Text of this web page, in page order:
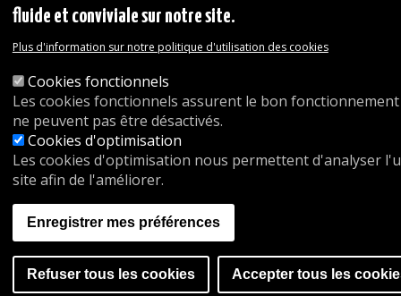
fluide et conviviale sur notre site.
Plus d'information sur notre politique d'utilisation des cookies
Cookies fonctionnels
Les cookies fonctionnels assurent le bon
ne peuvent pas être désactivés.
Cookies d'optimisation
Les cookies d'optimisation nous permettent d'analyser
site afin de l'améliorer.
Enregistrer mes préférences
Refuser tous les cookies Accepter tous les